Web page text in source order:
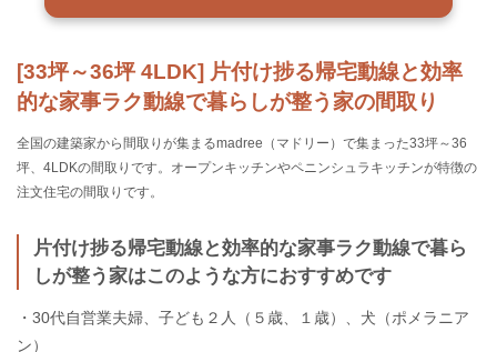
[33坪～36坪 4LDK] 片付け捗る帰宅動線と効率
的な家事ラク動線で暮らしが整う家の間取り
全国の建築家から間取りが集まるmadree（マドリー）で集まった33坪～36
坪、4LDKの間取りです。オープンキッチンやペニンシュラキッチンが特徴の
注文住宅の間取りです。
片付け捗る帰宅動線と効率的な家事ラク動線で暮ら
しが整う家はこのような方におすすめです
・30代自営業夫婦、子ども２人（５歳、１歳）、犬（ポメラニア
ン）